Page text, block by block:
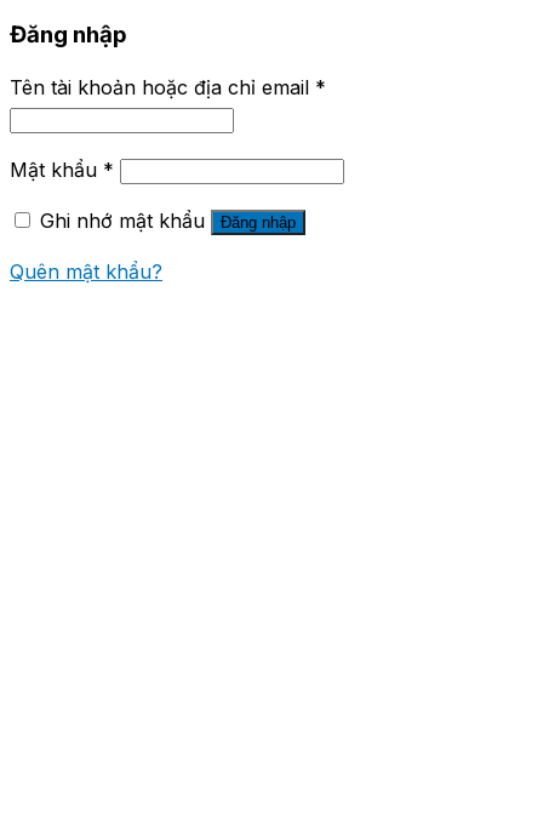
Đăng nhập
Tên tài khoản hoặc địa chỉ email *
Mật khẩu *
Ghi nhớ mật khẩu Đăng nhập
Quên mật khẩu?